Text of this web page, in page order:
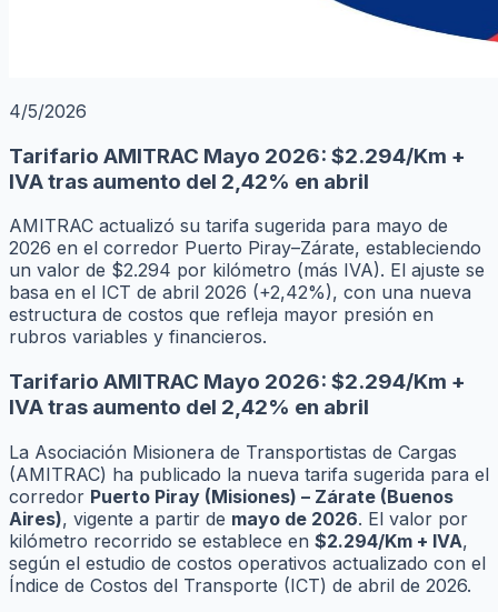
4/5/2026
Tarifario AMITRAC Mayo 2026: $2.294/Km +
IVA tras aumento del 2,42% en abril
AMITRAC actualizó su tarifa sugerida para mayo de
2026 en el corredor Puerto Piray–Zárate, estableciendo
un valor de $2.294 por kilómetro (más IVA). El ajuste se
basa en el ICT de abril 2026 (+2,42%), con una nueva
estructura de costos que refleja mayor presión en
rubros variables y financieros.
Tarifario AMITRAC Mayo 2026: $2.294/Km +
IVA tras aumento del 2,42% en abril
La Asociación Misionera de Transportistas de Cargas
(AMITRAC) ha publicado la nueva tarifa sugerida para el
corredor Puerto Piray (Misiones) – Zárate (Buenos
Aires), vigente a partir de mayo de 2026. El valor por
kilómetro recorrido se establece en $2.294/Km + IVA,
según el estudio de costos operativos actualizado con el
Índice de Costos del Transporte (ICT) de abril de 2026.